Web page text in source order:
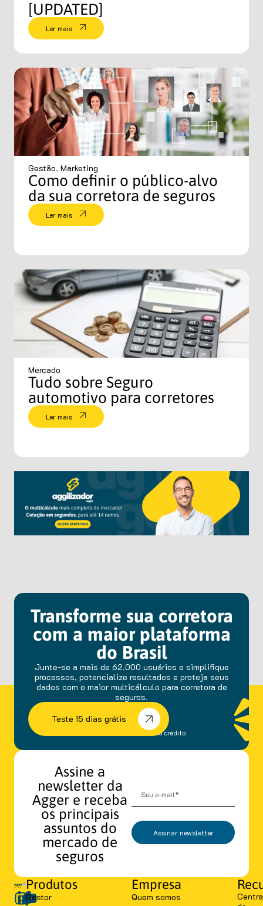
[UPDATED]
Ler mais
Gestão, Marketing
Como definir o público-alvo
da sua corretora de seguros
Ler mais
Mercado
Tudo sobre Seguro
automotivo para corretores
Ler mais
Transforme sua corretora
com a maior plataforma
do Brasil
Junte-se a mais de 62.000 usuários e simplifique
processos, potencialize resultados e proteja seus
dados com o maior multicálculo para corretora de
seguros.
Teste 15 dias grátis
sem fidelidade e cartão de crédito
Assine a
newsletter da
Agger e receba
os principais
assuntos do
mercado de
seguros
Assinar newsletter
Produtos
Gestor
Empresa
Quem somos